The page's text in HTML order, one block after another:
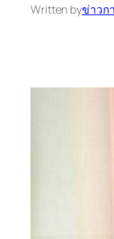
Written byข่าวก